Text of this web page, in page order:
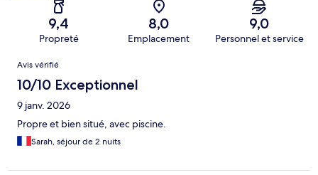
9,4
Propreté
8,0
Emplacement
9,0
Personnel et service
Avis
Avis vérifié
10/10 Exceptionnel
9 janv. 2026
Propre et bien situé, avec piscine.
Sarah, séjour de 2 nuits